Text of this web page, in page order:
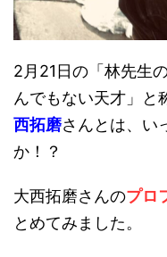
2月21日の「林先生
んでもない天才」と
西拓磨さんとは、い
か！？
大西拓磨さんのプロ
とめてみました。